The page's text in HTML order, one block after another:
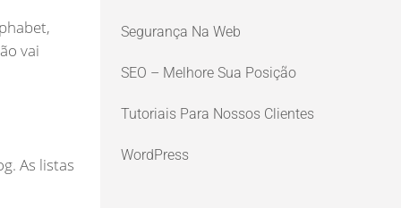
vai
As listas
Segurança Na Web
SEO – Melhore Sua Posição
Tutoriais Para Nossos Clientes
WordPress